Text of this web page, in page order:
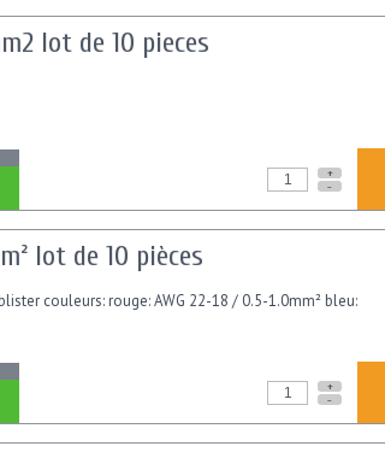
lot de 10 pieces
+
-
lot de 10 pièces
couleurs: rouge: AWG 22-18 / 0.5-1.0mm² bleu:
+
-